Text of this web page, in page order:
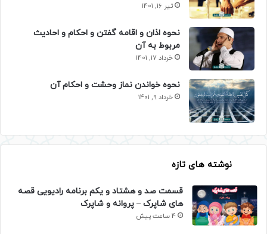
تیر 16, 1401
نحوه اذان و اقامه گفتن و احکام و احادیث
مربوط به آن
خرداد 17, 1401
نحوه خواندن نماز وحشت و احکام آن
خرداد 9, 1401
نوشته های تازه
قسمت صد و هشتاد و یکم برنامه رادیویی قصه
های شاپرک – پروانه و شاپرک
4 ساعت پیش